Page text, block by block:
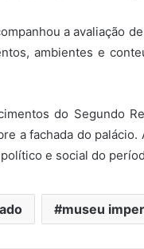
a avaliação
ambientes e
do Segundo
a fachada do
e social do
museu